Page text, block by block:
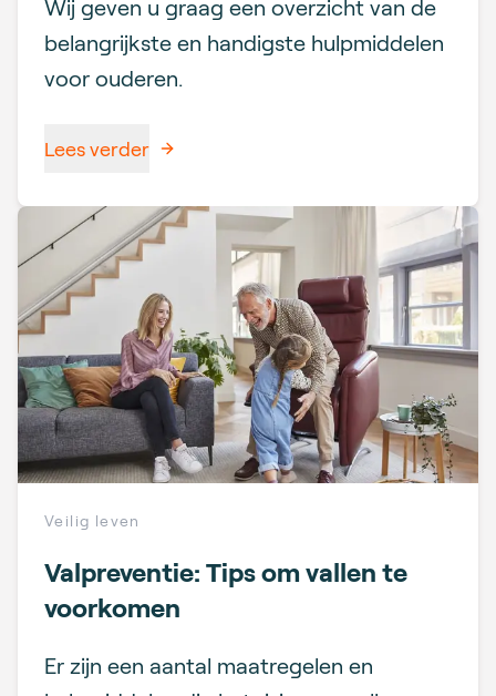
Wij geven u graag een overzicht van de
belangrijkste en handigste hulpmiddelen
voor ouderen.
Lees verder
Veilig leven
Valpreventie: Tips om vallen te
voorkomen
Er zijn een aantal maatregelen en